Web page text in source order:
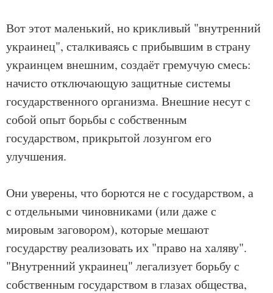
Вот этот маленький, но крикливый "внутренний
украинец", сталкиваясь с прибывшим в страну
украинцем внешним, создаёт гремучую смесь:
начисто отключающую защитные системы
государственного организма. Внешние несут с
собой опыт борьбы с собственным
государством, прикрытой лозунгом его
улучшения.
Они уверены, что борются не с государством, а
с отдельными чиновниками (или даже с
мировым заговором), которые мешают
государству реализовать их "право на халяву".
"Внутренний украинец" легализует борьбу с
собственным государством в глазах общества,